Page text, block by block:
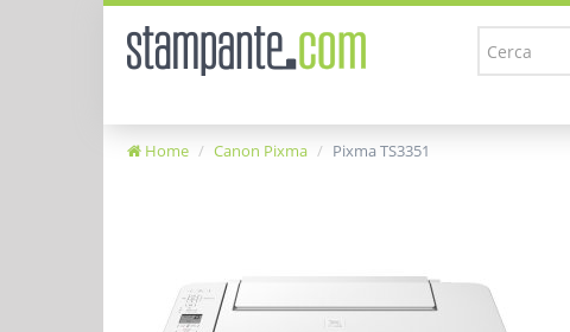
Home Canon Pixma Pixma TS3351